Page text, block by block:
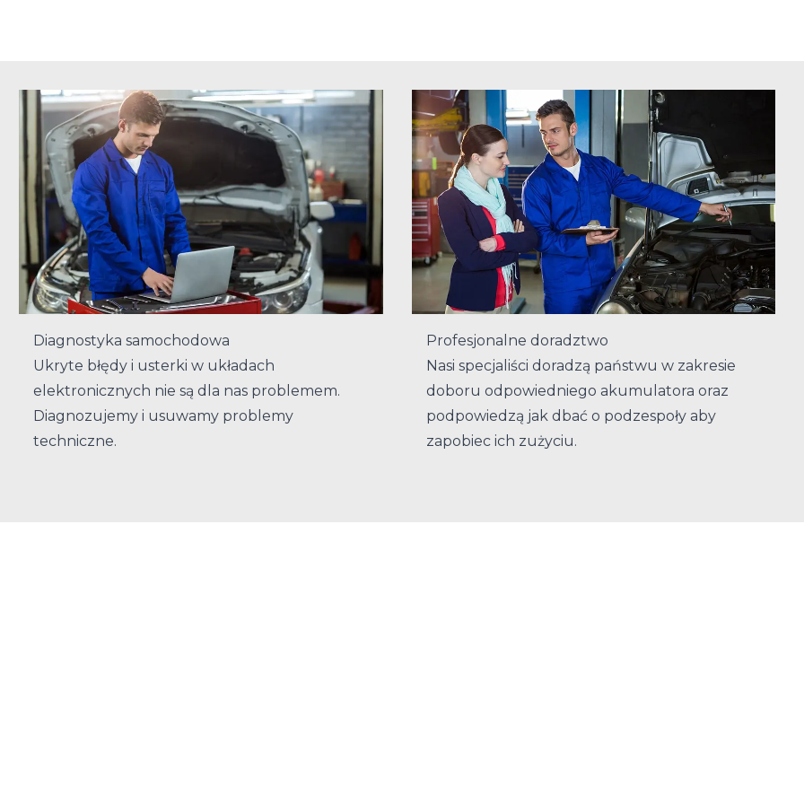
Diagnostyka samochodowa
Ukryte błędy i usterki w układach
elektronicznych nie są dla nas problemem.
Diagnozujemy i usuwamy problemy
techniczne.
Profesjonalne doradztwo
Nasi specjaliści doradzą państwu w zakresie
doboru odpowiedniego akumulatora oraz
podpowiedzą jak dbać o podzespoły aby
zapobiec ich zużyciu.